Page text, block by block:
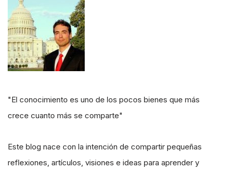
"El conocimiento es uno de los pocos bienes que más
crece cuanto más se comparte"
Este blog nace con la intención de compartir pequeñas
reflexiones, artículos, visiones e ideas para aprender y